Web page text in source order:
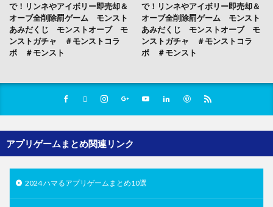
で！リンネやアイボリー即売却＆
オーブ全削除罰ゲーム モンスト
あみだくじ モンストオーブ モ
ンストガチャ ＃モンストコラ
ボ ＃モンスト
で！リンネやアイボリー即売却＆
オーブ全削除罰ゲーム モンスト
あみだくじ モンストオーブ モ
ンストガチャ ＃モンストコラ
ボ ＃モンスト
アプリゲームまとめ関連リンク
2024 ハマるアプリゲームまとめ10選